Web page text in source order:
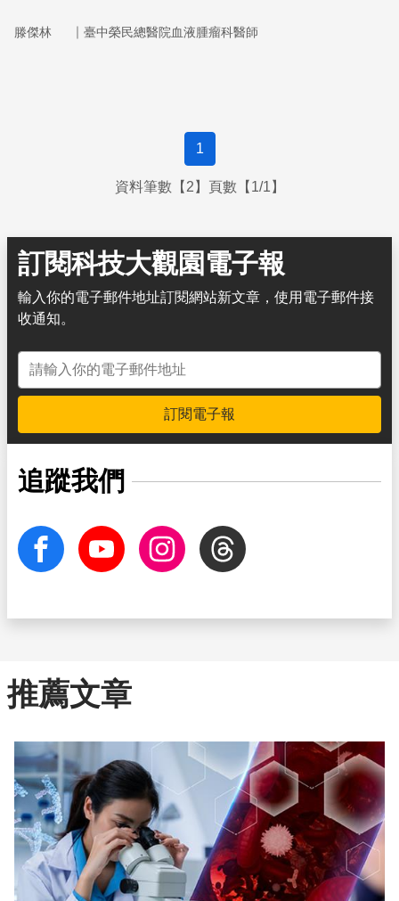
滕傑林 ｜ 臺中榮民總醫院血液腫瘤科醫師
1
資料筆數【2】頁數【1/1】
訂閱科技大觀園電子報
輸入你的電子郵件地址訂閱網站新文章，使用電子郵件接
收通知。
電子郵件地址
訂閱電子報
追蹤我們
facebook Youtube InstagramThreads
推薦文章